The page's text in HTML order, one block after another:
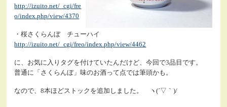
http://izuito.net/_cgi/fre
o/index.php/view/4370
・桜さくらんぼ チューハイ
http://izuito.net/_cgi/freo/index.php/view/4462
に、お気に入りタグを付けていたんだけど、今回で3品目です。
普通に「さくらんぼ」味のお酒って点では筆頭かも。
なので、8本ほどストックを追加しました。 ヽ(´▽｀)/